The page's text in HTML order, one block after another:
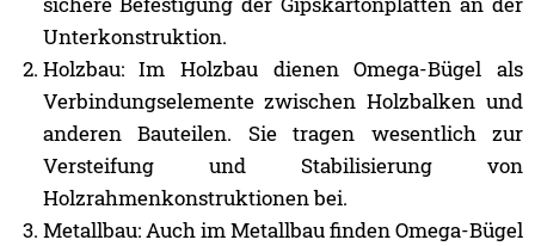
Unterkonstruktion.
Holzbau: Im Holzbau dienen Omega-Bügel als
Verbindungselemente zwischen Holzbalken und
anderen Bauteilen. Sie tragen wesentlich zur
Versteifung und Stabilisierung von
Holzrahmenkonstruktionen bei.
Metallbau: Auch im Metallbau finden Omega-Bügel